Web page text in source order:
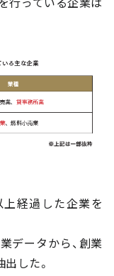
上経過した企業を
データから、創業
した。